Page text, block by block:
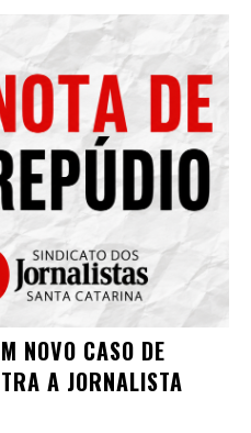
NOVO CASO DE
A JORNALISTA